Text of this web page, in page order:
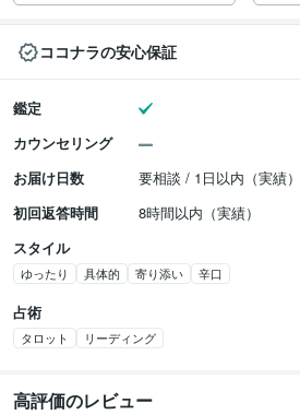
ココナラの安心保証
鑑定
カウンセリング
お届け日数
要相談 / 1日以内（実績）
初回返答時間
8時間以内（実績）
スタイル
ゆったり 具体的 寄り添い 辛口
占術
タロット リーディング
高評価のレビュー